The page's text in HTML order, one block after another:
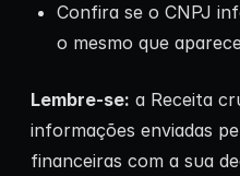
Confira se o CNPJ
o mesmo que
Lembre-se: a Receita
informações enviadas
financeiras com a sua